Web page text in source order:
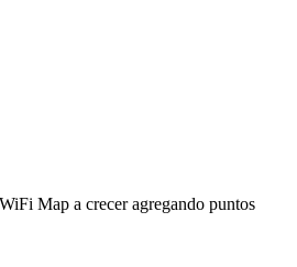
Map a crecer agregando puntos